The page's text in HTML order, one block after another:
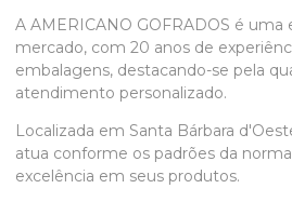
A AMERICANO GOFRADOS é
mercado, com 20 anos de
embalagens, destacando-se pela
atendimento personalizado.
Localizada em Santa Bárbara
atua conforme os padrões da
excelência em seus produtos.